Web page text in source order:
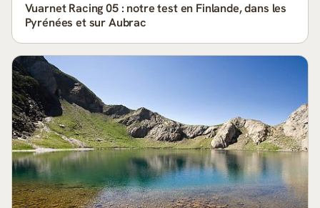
Vuarnet Racing 05 : notre test en Finlande, dans les
Pyrénées et sur Aubrac